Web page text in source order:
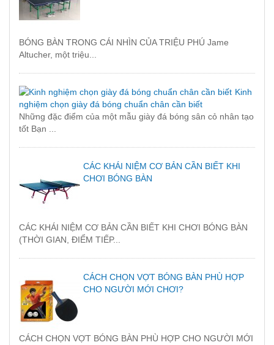
BÓNG BÀN TRONG CÁI NHÌN CỦA TRIỆU PHÚ Jame
Altucher, một triệu...
Kinh
nghiệm chọn giày đá bóng chuẩn chân cần biết
Những đặc điểm của một mẫu giày đá bóng sân cỏ nhân tạo
tốt Bạn ...
CÁC KHÁI NIỆM CƠ BẢN CẦN BIẾT KHI
CHƠI BÓNG BÀN
CÁC KHÁI NIỆM CƠ BẢN CẦN BIẾT KHI CHƠI BÓNG BÀN
(THỜI GIAN, ĐIỂM TIẾP...
CÁCH CHỌN VỢT BÓNG BÀN PHÙ HỢP
CHO NGƯỜI MỚI CHƠI?
CÁCH CHỌN VỢT BÓNG BÀN PHÙ HỢP CHO NGƯỜI MỚI